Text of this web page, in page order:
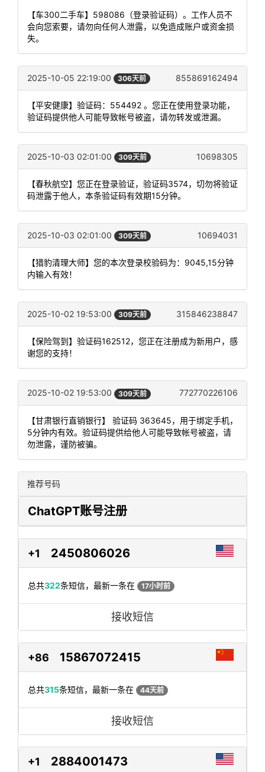
【车300二手车】598086（登录验证码）。工作人员不
会向您索要，请勿向任何人泄露，以免造成账户或资金损
失。
2025-10-05 22:19:00 306天前 855869162494
【平安健康】验证码：554492 。您正在使用登录功能，
验证码提供他人可能导致帐号被盗，请勿转发或泄漏。
2025-10-03 02:01:00 309天前 10698305
【春秋航空】您正在登录验证，验证码3574，切勿将验证
码泄露于他人，本条验证码有效期15分钟。
2025-10-03 02:01:00 309天前 10694031
【猎豹清理大师】您的本次登录校验码为：9045,15分钟
内输入有效！
2025-10-02 19:53:00 309天前 315846238847
【保险驾到】验证码162512，您正在注册成为新用户，感
谢您的支持！
2025-10-02 19:53:00 309天前 772770226106
【甘肃银行直销银行】 验证码 363645，用于绑定手机，
5分钟内有效。验证码提供给他人可能导致帐号被盗，请
勿泄露，谨防被骗。
推荐号码
ChatGPT账号注册
+1 2450806026
总共322条短信，最新一条在 17小时前
接收短信
+86 15867072415
总共315条短信，最新一条在 44天前
接收短信
+1 2884001473